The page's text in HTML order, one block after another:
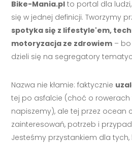
Bike-Mania.pl to portal dla
się w jednej definicji. Tworzymy
spotyka się z lifestyle'em,
motoryzacja ze zdrowiem –
dzieli się na segregatory
Nazwa nie kłamie: faktycznie
tej po asfalcie (choć o rowerach
napiszemy), ale tej przez ocean
zainteresowań, potrzeb i
Jesteśmy przystankiem dla tych,